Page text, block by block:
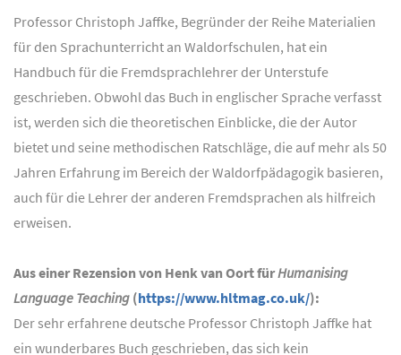
Professor Christoph Jaffke, Begründer der Reihe Materialien
für den Sprachunterricht an Waldorfschulen, hat ein
Handbuch für die Fremdsprachlehrer der Unterstufe
geschrieben. Obwohl das Buch in englischer Sprache verfasst
ist, werden sich die theoretischen Einblicke, die der Autor
bietet und seine methodischen Ratschläge, die auf mehr als 50
Jahren Erfahrung im Bereich der Waldorfpädagogik basieren,
auch für die Lehrer der anderen Fremdsprachen als hilfreich
erweisen.
Aus einer Rezension von Henk van Oort fürHumanising
Language Teaching (https://www.hltmag.co.uk/):
Der sehr erfahrene deutsche Professor Christoph Jaffke hat
ein wunderbares Buch geschrieben, das sich kein